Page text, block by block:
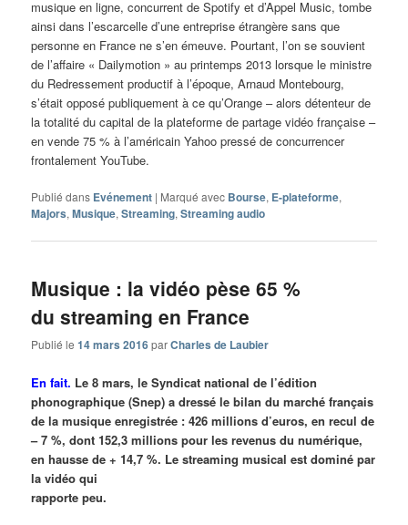
musique en ligne, concurrent de Spotify et d’Appel Music, tombe
ainsi dans l’escarcelle d’une entreprise étrangère sans que
personne en France ne s’en émeuve. Pourtant, l’on se souvient
de l’affaire « Dailymotion » au printemps 2013 lorsque le ministre
du Redressement productif à l’époque, Arnaud Montebourg,
s’était opposé publiquement à ce qu’Orange – alors détenteur de
la totalité du capital de la plateforme de partage vidéo française –
en vende 75 % à l’américain Yahoo pressé de concurrencer
frontalement YouTube.
Publié dans Evénement | Marqué avec Bourse, E-plateforme,
Majors,Musique,Streaming,Streaming audio
Musique : la vidéo pèse 65 %
du streaming en France
Publié le14 mars 2016parCharles de Laubier
En fait. Le 8 mars, le Syndicat national de l’édition
phonographique (Snep) a dressé le bilan du marché français
de la musique enregistrée : 426 millions d’euros, en recul de
– 7 %, dont 152,3 millions pour les revenus du numérique,
en hausse de + 14,7 %. Le streaming musical est dominé par
la vidéo qui
rapporte peu.